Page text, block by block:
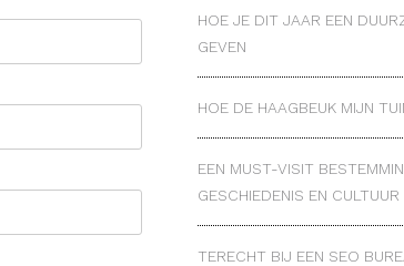
HOE JE DIT JAAR EEN
GEVEN
HOE DE HAAGBEUK MIJN
EEN MUST-VISIT
GESCHIEDENIS EN CULTUUR
TERECHT BIJ EEN SEO